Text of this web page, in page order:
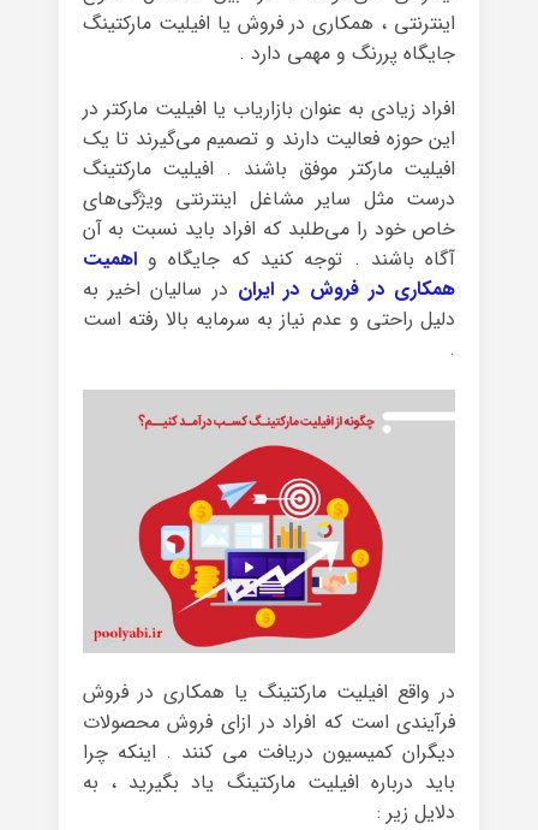
اینترنتی ، همکاری در فروش یا افیلیت مارکتینگ
جایگاه پررنگ و مهمی دارد .
افراد زیادی به عنوان بازاریاب یا افیلیت مارکتر در
این حوزه فعالیت دارند و تصمیم می‌گیرند تا یک
افیلیت مارکتر موفق باشند . افیلیت مارکتینگ
درست مثل سایر مشاغل اینترنتی ویژگی‌های
خاص خود را می‌طلبد که افراد باید نسبت به آن
آگاه باشند . توجه کنید که جایگاه واهمیت
همکاری در فروش در ایران در سالیان اخیر به
دلیل راحتی و عدم نیاز به سرمایه بالا رفته است
.
در واقع افیلیت مارکتینگ یا همکاری در فروش
فرآیندی است که افراد در ازای فروش محصولات
دیگران کمیسیون دریافت می کنند . اینکه چرا
باید درباره افیلیت مارکتینگ یاد بگیرید ، به
دلایل زیر :